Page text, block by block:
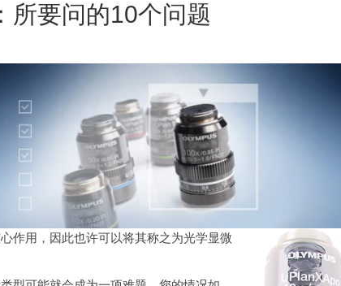
所要问的10个问题
作用，因此也许可以将其称之为光学显微